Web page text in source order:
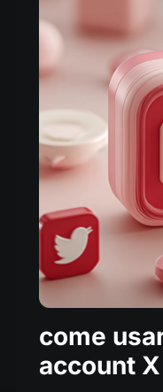
come
account